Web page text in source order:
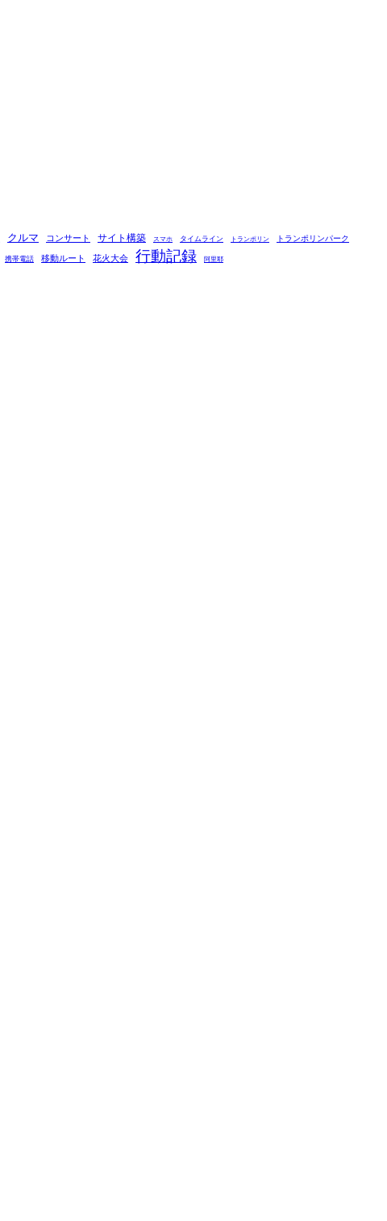
クルマ コンサート サイト構築 スマホ タイムライン トランポリン トランポリンパーク
携帯電話 移動ルート 花火大会 行動記録 阿里耶